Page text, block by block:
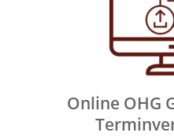
Online OHG